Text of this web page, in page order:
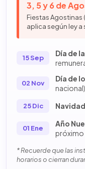
3, 5 y 6 de
Fiestas Agostinas
aplica según ley
15 Sep
Día de
02 Nov
Día de
nacional)
25 Dic Navidad
01 Ene
Año
próximo
* Recuerde que las
horarios o cierran